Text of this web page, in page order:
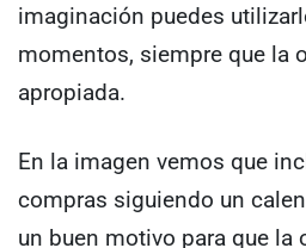
imaginación puedes
momentos, siempre que la
apropiada.
En la imagen vemos que
compras siguiendo un
un buen motivo para que la